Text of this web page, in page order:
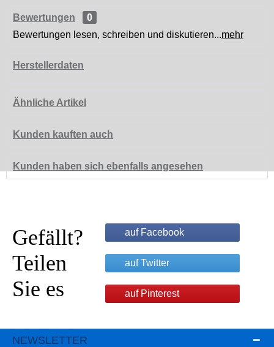
Bewertungen
0
Bewertungen lesen, schreiben und diskutieren...mehr
Herstellerdaten
Ähnliche Artikel
Kunden kauften auch
Kunden haben sich ebenfalls angesehen
Gefällt?
Teilen
Sie es
auf Facebook
auf Twitter
auf Pinterest
NEWSLETTER